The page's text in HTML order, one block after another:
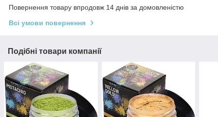
Повернення товару впродовж 14 днів за домовленістю
Всі умови повернення
Подібні товари компанії